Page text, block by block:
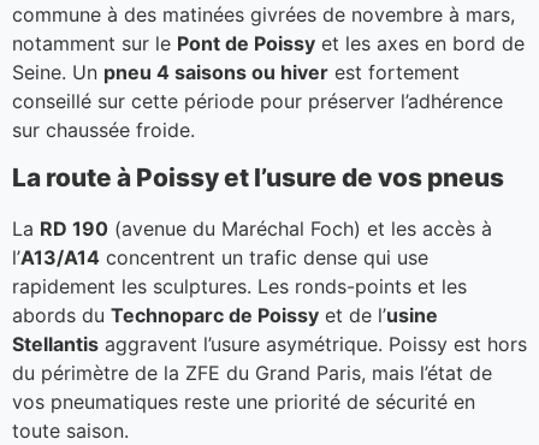
commune à des matinées givrées de novembre à mars,
notamment sur le Pont de Poissy et les axes en bord de
Seine. Un pneu 4 saisons ou hiver est fortement
conseillé sur cette période pour préserver l’adhérence
sur chaussée froide.
La route à Poissy et l’usure de vos pneus
La RD 190 (avenue du Maréchal Foch) et les accès à
l’A13/A14 concentrent un trafic dense qui use
rapidement les sculptures. Les ronds-points et les
abords du Technoparc de Poissy et de l’usine
Stellantis aggravent l’usure asymétrique. Poissy est hors
du périmètre de la ZFE du Grand Paris, mais l’état de
vos pneumatiques reste une priorité de sécurité en
toute saison.